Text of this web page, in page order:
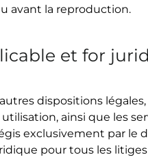
avant la reproduction.
et for
dispositions
ainsi que les
exclusivement par le
pour tous les